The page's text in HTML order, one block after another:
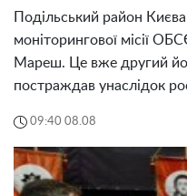
Подільський район
моніторингової місії
Мареш. Це вже другий
постраждав унаслідок
09:40 08.08